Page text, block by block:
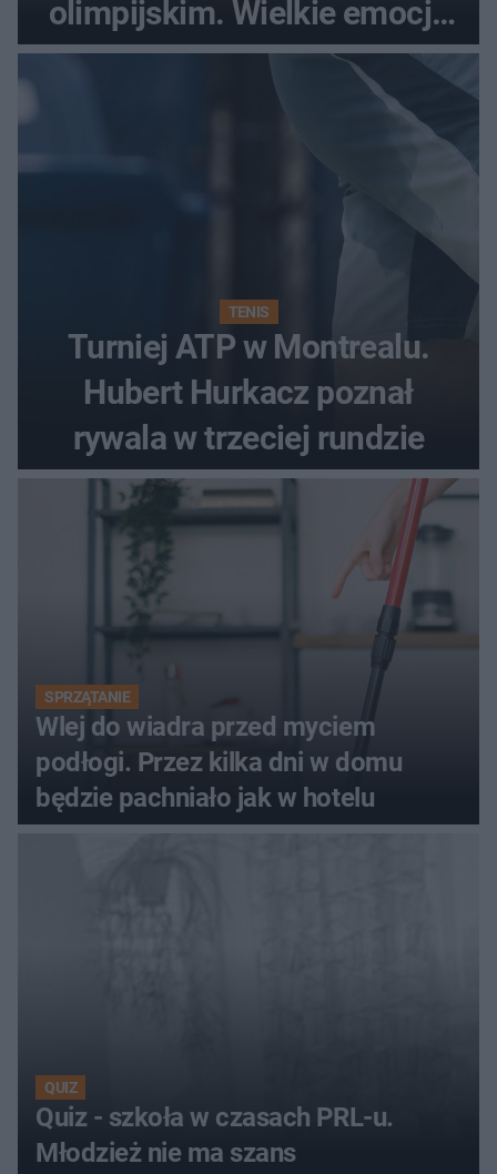
olimpijskim. Wielkie emocje
podczas Silesia Memoriału
Kamili Skolimowskiej
TENIS
Turniej ATP w Montrealu.
Hubert Hurkacz poznał
rywala w trzeciej rundzie
SPRZĄTANIE
Wlej do wiadra przed myciem
podłogi. Przez kilka dni w domu
będzie pachniało jak w hotelu
QUIZ
Quiz - szkoła w czasach PRL-u.
Młodzież nie ma szans